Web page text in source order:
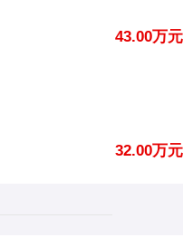
43.00万元
32.00万元